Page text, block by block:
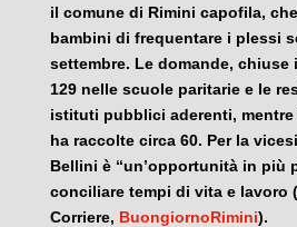
il comune di Rimini capofila,
bambini di frequentare i plessi
settembre. Le domande,
129 nelle scuole paritarie e le
istituti pubblici aderenti,
ha raccolte circa 60. Per la
Bellini è “un’opportunità in più
conciliare tempi di vita e lavoro
Corriere, BuongiornoRimini).